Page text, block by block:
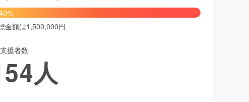
スケア
金額は1,500,000円
支援者数
人